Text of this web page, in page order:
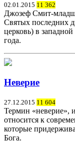
02.01.2015 11 362
Джозеф Смит-
Святых последних
церковь) в
года.
Неверие
27.12.2015 11 604
Термин «неверие»,
относится к
которые
Бога.